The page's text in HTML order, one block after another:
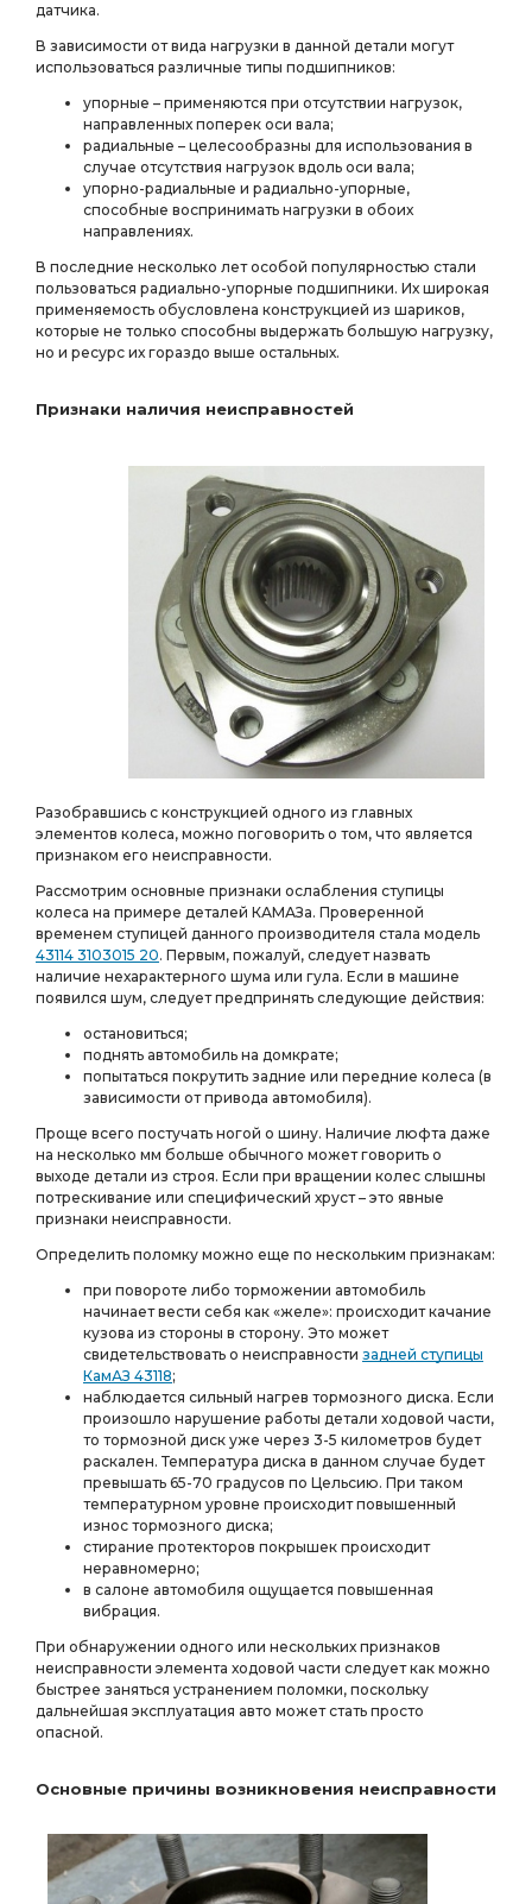
датчика.
В зависимости от вида нагрузки в данной детали могут
использоваться различные типы подшипников:
упорные – применяются при отсутствии нагрузок,
направленных поперек оси вала;
радиальные – целесообразны для использования в
случае отсутствия нагрузок вдоль оси вала;
упорно-радиальные и радиально-упорные,
способные воспринимать нагрузки в обоих
направлениях.
В последние несколько лет особой популярностью стали
пользоваться радиально-упорные подшипники. Их широкая
применяемость обусловлена конструкцией из шариков,
которые не только способны выдержать большую нагрузку,
но и ресурс их гораздо выше остальных.
Признаки наличия неисправностей
Разобравшись с конструкцией одного из главных
элементов колеса, можно поговорить о том, что является
признаком его неисправности.
Рассмотрим основные признаки ослабления ступицы
колеса на примере деталей КАМАЗа. Проверенной
временем ступицей данного производителя стала модель
43114 3103015 20. Первым, пожалуй, следует назвать
наличие нехарактерного шума или гула. Если в машине
появился шум, следует предпринять следующие действия:
остановиться;
поднять автомобиль на домкрате;
попытаться покрутить задние или передние колеса (в
зависимости от привода автомобиля).
Проще всего постучать ногой о шину. Наличие люфта даже
на несколько мм больше обычного может говорить о
выходе детали из строя. Если при вращении колес слышны
потрескивание или специфический хруст – это явные
признаки неисправности.
Определить поломку можно еще по нескольким признакам:
при повороте либо торможении автомобиль
начинает вести себя как «желе»: происходит качание
кузова из стороны в сторону. Это может
свидетельствовать о неисправности задней ступицы
КамАЗ 43118;
наблюдается сильный нагрев тормозного диска. Если
произошло нарушение работы детали ходовой части,
то тормозной диск уже через 3-5 километров будет
раскален. Температура диска в данном случае будет
превышать 65-70 градусов по Цельсию. При таком
температурном уровне происходит повышенный
износ тормозного диска;
стирание протекторов покрышек происходит
неравномерно;
в салоне автомобиля ощущается повышенная
вибрация.
При обнаружении одного или нескольких признаков
неисправности элемента ходовой части следует как можно
быстрее заняться устранением поломки, поскольку
дальнейшая эксплуатация авто может стать просто
опасной.
Основные причины возникновения неисправности